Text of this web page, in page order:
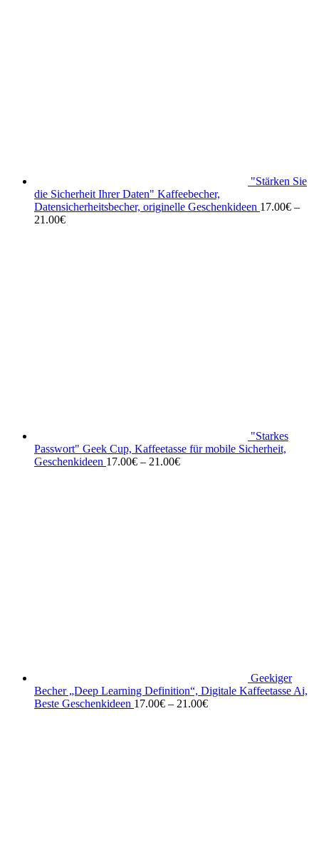
"Stärken Sie
die Sicherheit Ihrer Daten" Kaffeebecher,
Datensicherheitsbecher, originelle Geschenkideen 17.00€ –
21.00€
"Starkes
Passwort" Geek Cup, Kaffeetasse für mobile Sicherheit,
Geschenkideen 17.00€ – 21.00€
Geekiger
Becher „Deep Learning Definition“, Digitale Kaffeetasse Ai,
Beste Geschenkideen 17.00€ – 21.00€